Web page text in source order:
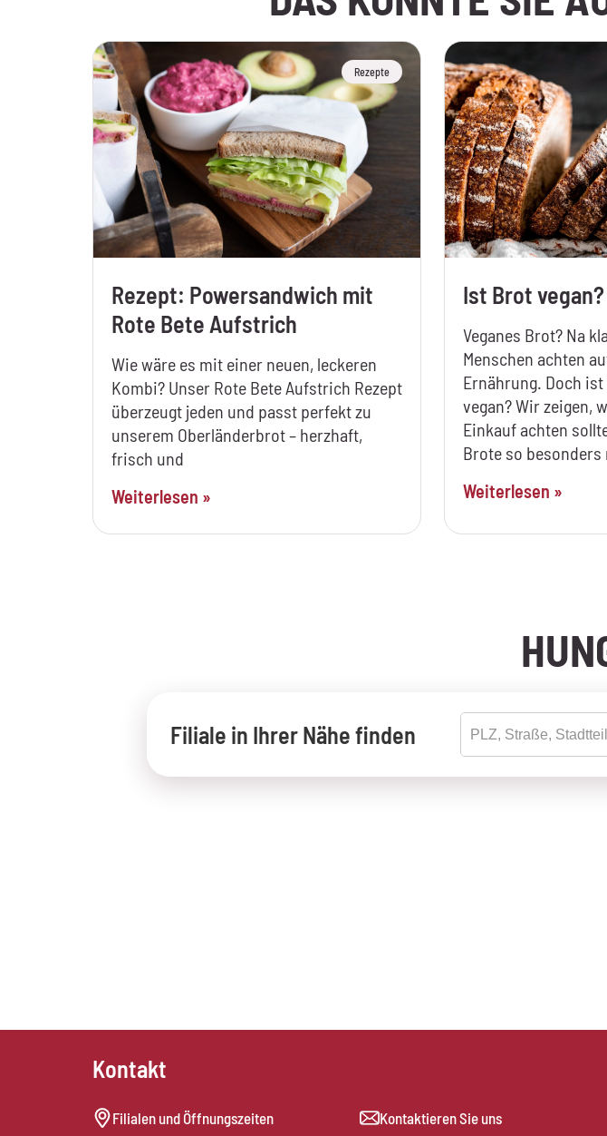
Rezepte
Rezept: Powersandwich mit
Rote Bete Aufstrich
Wie wäre es mit einer neuen, leckeren
Kombi? Unser Rote Bete Aufstrich Rezept
überzeugt jeden und passt perfekt zu
unserem Oberländerbrot – herzhaft,
frisch und
Weiterlesen »
Ist Brot vegan?
Veganes Brot? Na
Menschen achten
Ernährung. Doch
vegan? Wir zeigen,
Einkauf achten
Brote so besonders
Weiterlesen »
Filiale in Ihrer Nähe finden
Kontakt
Filialen und Öffnungszeiten
Kontaktieren Sie uns